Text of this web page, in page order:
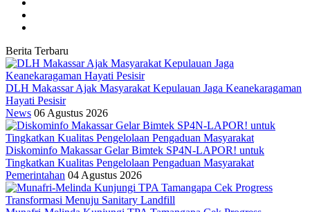
Berita Terbaru
DLH Makassar Ajak Masyarakat Kepulauan Jaga Keanekaragaman
Hayati Pesisir
News 06 Agustus 2026
Diskominfo Makassar Gelar Bimtek SP4N-LAPOR! untuk
Tingkatkan Kualitas Pengelolaan Pengaduan Masyarakat
Pemerintahan 04 Agustus 2026